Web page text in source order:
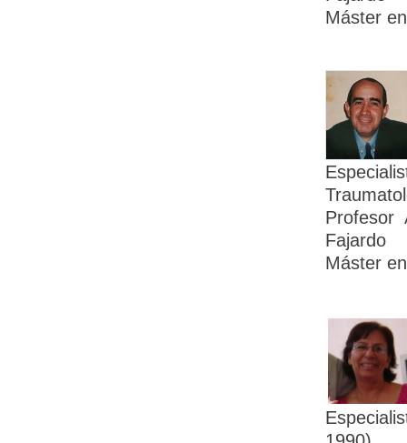
Máster
Profesor
Fajardo
Máster